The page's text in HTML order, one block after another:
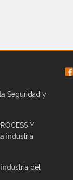
Seguridad y
Y
industria
del